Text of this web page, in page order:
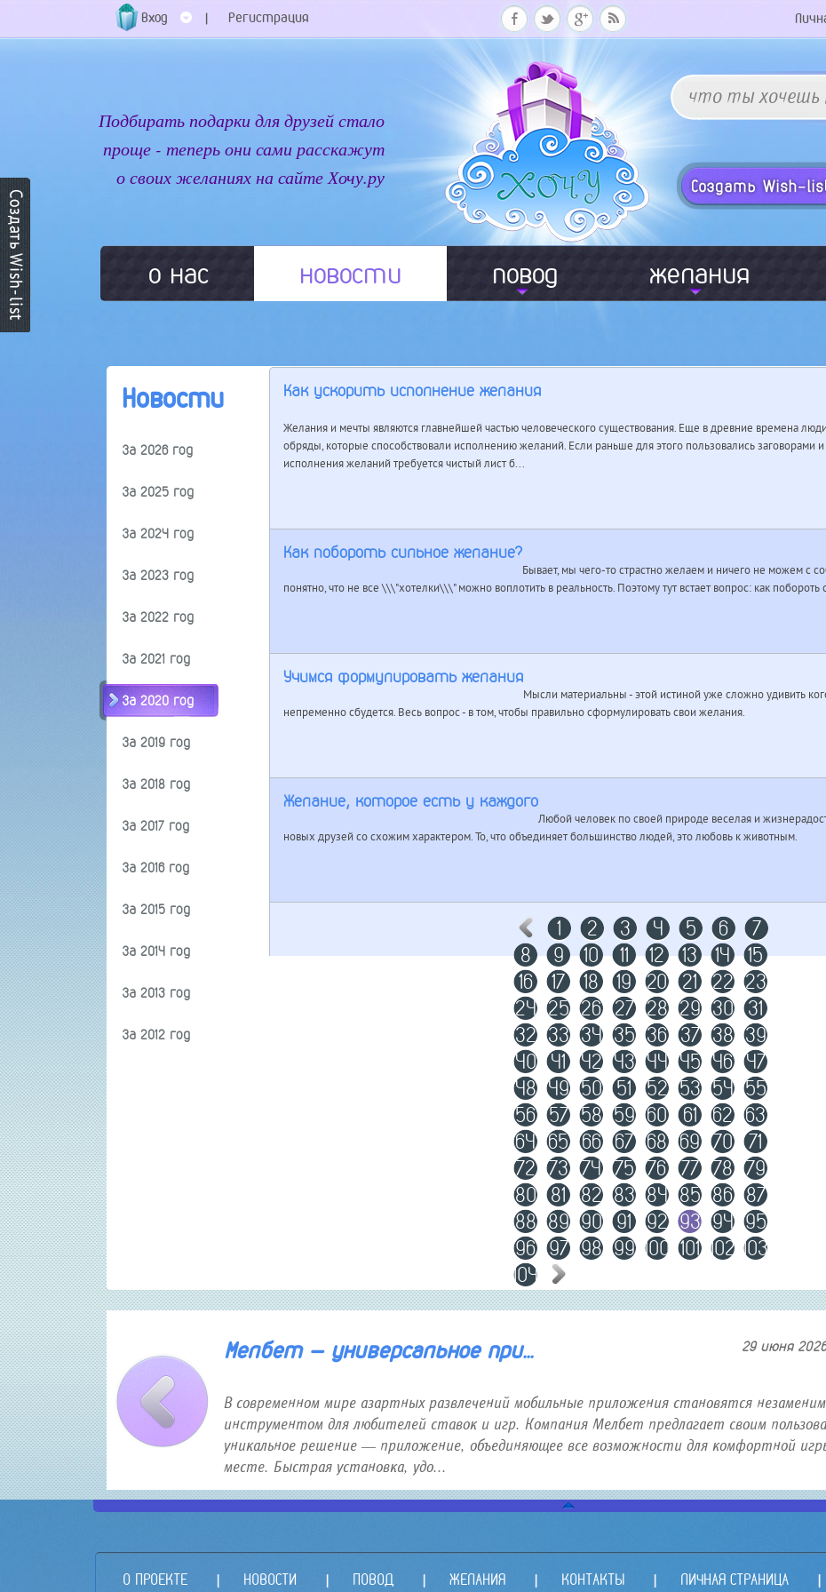
Вход | Регистрация
Подбирать подарки для друзей стало
проще - теперь они сами расскажут
о своих желаниях на сайте Хочу.ру
о нас новости повод желания
Новости
За 2026 год
За 2025 год
За 2024 год
За 2023 год
За 2022 год
За 2021 год
За 2020 год
За 2019 год
За 2018 год
За 2017 год
За 2016 год
За 2015 год
За 2014 год
За 2013 год
За 2012 год
Как ускорить исполнение желания
Желания и мечты являются главнейшей частью человеческого существования. Еще в древние времена
обряды, которые способствовали исполнению желаний. Если раньше для этого пользовались заговорами
исполнения желаний требуется чистый лист б...
Как побороть сильное желание?
Бывает, мы чего-то страстно желаем и ничего не можем с
понятно, что не все \\\"хотелки\\\" можно воплотить в реальность. Поэтому тут встает вопрос: как
Учимся формулировать желания
Мысли материальны - этой истиной уже сложно удивить
непременно сбудется. Весь вопрос - в том, чтобы правильно сформулировать свои желания.
Желание, которое есть у каждого
Любой человек по своей природе веселая и
новых друзей со схожим характером. То, что объединяет большинство людей, это любовь к животным.
1 2 3 4 5 6
7
8
9 10 11 12 13 14
15
16
17 18 19 20 21 22 23
24 25 26 27 28 29 30
31
32 33 34 35 36 37 38 39
40
41 42 43 44 45 46 47
48 49 50 51 52 53 54 55
56 57 58 59 60 61 62 63
64 65 66 67 68 69 70
71
72 73 74 75 76 77 78 79
80
81 82 83 84 85 86 87
88 89 90 91 92 93 94 95
96 97 98 99 100 101 102 103
104
30 января 2026 года 12:16
Мелбет — универсальное при... 29 июня
В современном мире азартных развлечений мобильные приложения становятся
инструментом для любителей ставок и игр. Компания Мелбет предлагает своим
уникальное решение — приложение, объединяющее все возможности для комфортной
месте. Быстрая установка, удо...
О ПРОЕКТЕ НОВОСТИ ПОВОД ЖЕЛАНИЯ КОНТАКТЫ ЛИЧНАЯ СТРАНИЦА